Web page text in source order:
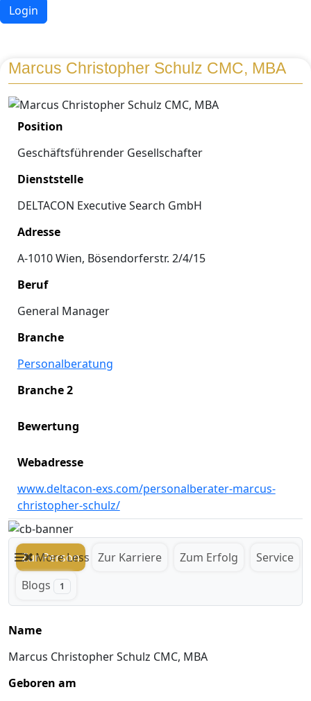
Login
Marcus Christopher Schulz CMC, MBA
Position
Geschäftsführender Gesellschafter
Dienststelle
DELTACON Executive Search GmbH
Adresse
A-1010 Wien, Bösendorferstr. 2/4/15
Beruf
General Manager
Branche
Personalberatung
Branche 2
Bewertung
Webadresse
www.deltacon-exs.com/personalberater-marcus-
christopher-schulz/
Zur Person Zur Karriere Zum Erfolg
Service
Blogs
1
MoreLess
Name
Marcus Christopher Schulz CMC, MBA
Geboren am